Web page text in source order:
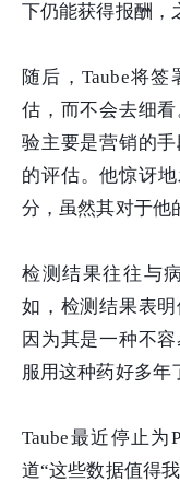
下仍能获得报酬，
随后，Taube将
估，而不会去细
验主要是营销的
的评估。他惊讶
分，虽然其对于他
检测结果往往与
如，检测结果表明
因为其是一种不
服用这种药好多年
Taube最近停止为
道“这些数据值得